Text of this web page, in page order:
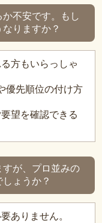
不安です。もし
りますか？
方もいらっしゃ
優先順位の付け方
望を確認できる
が、プロ並みの
ょうか？
ありません。